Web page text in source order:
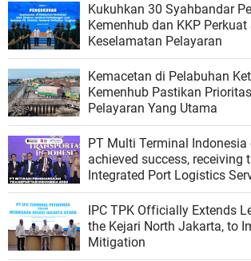
Kukuhkan 30 Syahbandar
Kemenhub dan KKP Perkuat
Keselamatan Pelayaran
Kemacetan di Pelabuhan
Kemenhub Pastikan
Pelayaran Yang Utama
PT Multi Terminal Indonesia
achieved success, receiving
Integrated Port Logistics
IPC TPK Officially Extends
the Kejari North Jakarta, to
Mitigation